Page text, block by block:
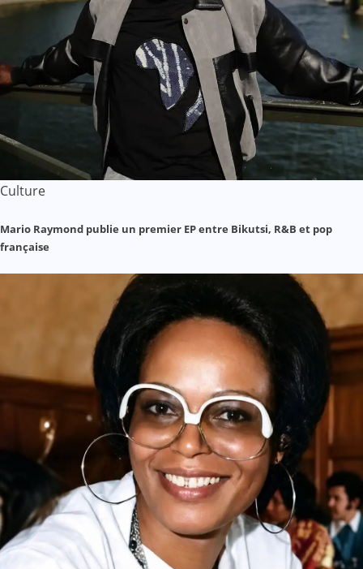
Culture
Mario Raymond publie un premier EP entre Bikutsi, R&B et pop
française